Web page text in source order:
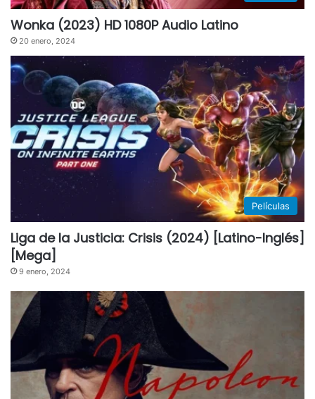
Wonka (2023) HD 1080P Audio Latino
20 enero, 2024
Películas
Liga de la Justicia: Crisis (2024) [Latino-Inglés]
[Mega]
9 enero, 2024